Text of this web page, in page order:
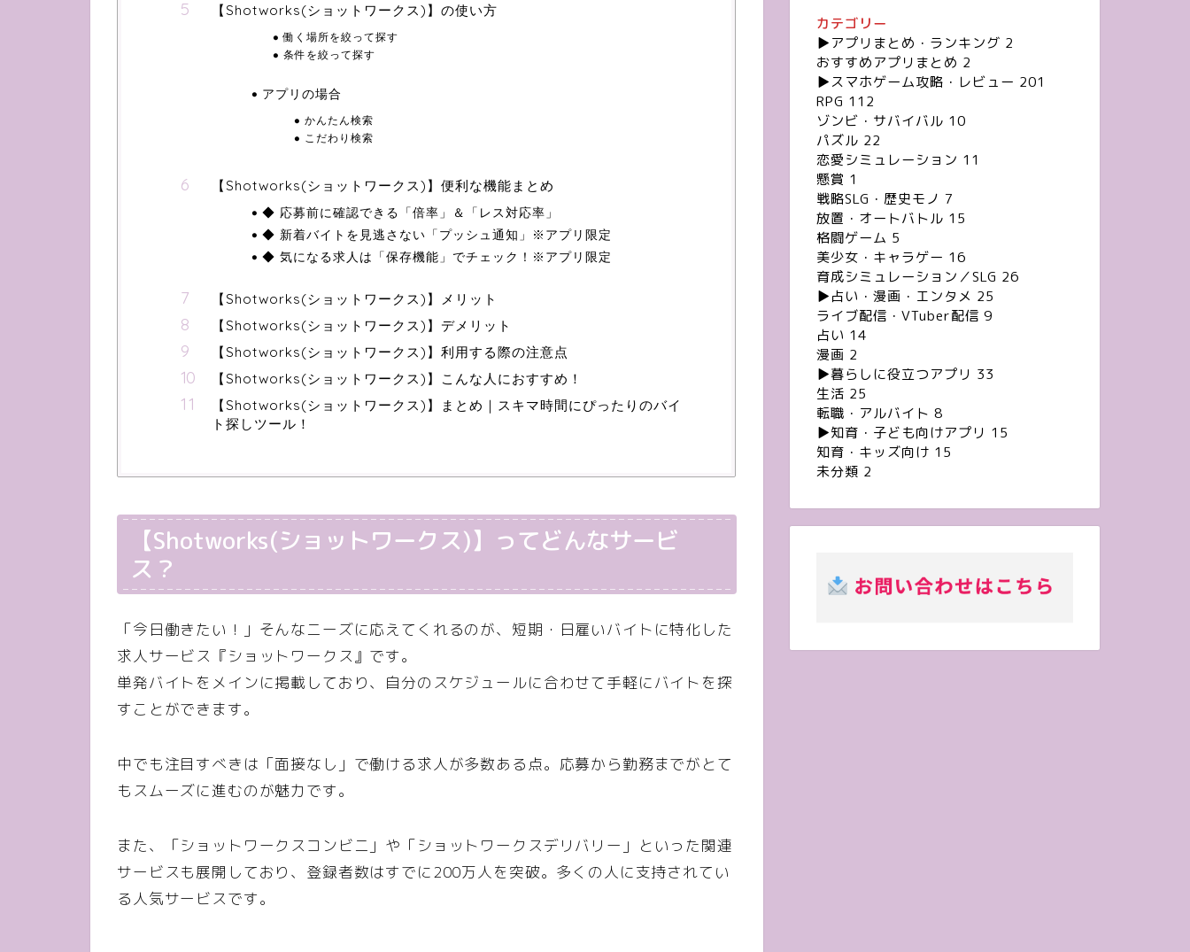
【Shotworks(ショットワークス)】の使い方
働く場所を絞って探す
条件を絞って探す
アプリの場合
かんたん検索
こだわり検索
【Shotworks(ショットワークス)】便利な機能まとめ
◆ 応募前に確認できる「倍率」＆「レス対応率」
◆ 新着バイトを見逃さない「プッシュ通知」※アプリ限定
◆ 気になる求人は「保存機能」でチェック！※アプリ限定
【Shotworks(ショットワークス)】メリット
【Shotworks(ショットワークス)】デメリット
【Shotworks(ショットワークス)】利用する際の注意点
【Shotworks(ショットワークス)】こんな人におすすめ！
【Shotworks(ショットワークス)】まとめ｜スキマ時間にぴったりのバイ
ト探しツール！
【Shotworks(ショットワークス)】ってどんなサービ
ス？
「今日働きたい！」そんなニーズに応えてくれるのが、短期・日雇いバイトに特化した
求人サービス『ショットワークス』です。
単発バイトをメインに掲載しており、自分のスケジュールに合わせて手軽にバイトを探
すことができます。
中でも注目すべきは「面接なし」で働ける求人が多数ある点。応募から勤務までがとて
もスムーズに進むのが魅力です。
また、「ショットワークスコンビニ」や「ショットワークスデリバリー」といった関連
サービスも展開しており、登録者数はすでに200万人を突破。多くの人に支持されてい
る人気サービスです。
カテゴリー
▶︎アプリまとめ・ランキング 2
おすすめアプリまとめ 2
▶︎スマホゲーム攻略・レビュー 201
RPG 112
ゾンビ・サバイバル 10
パズル 22
恋愛シミュレーション 11
懸賞 1
戦略SLG・歴史モノ 7
放置・オートバトル 15
格闘ゲーム 5
美少女・キャラゲー 16
育成シミュレーション／SLG 26
▶︎占い・漫画・エンタメ 25
ライブ配信・VTuber配信 9
占い 14
漫画 2
▶︎暮らしに役立つアプリ 33
生活 25
転職・アルバイト 8
▶︎知育・子ども向けアプリ 15
知育・キッズ向け 15
未分類 2